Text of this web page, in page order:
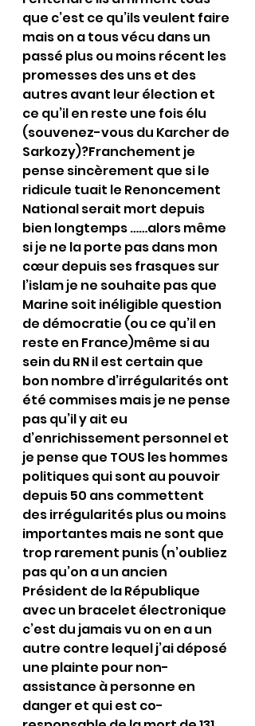
que c’est ce qu’ils veulent faire
mais on a tous vécu dans un
passé plus ou moins récent les
promesses des uns et des
autres avant leur élection et
ce qu’il en reste une fois élu
(souvenez-vous du Karcher de
Sarkozy)?Franchement je
pense sincèrement que si le
ridicule tuait le Renoncement
National serait mort depuis
bien longtemps ……alors même
si je ne la porte pas dans mon
cœur depuis ses frasques sur
l’islam je ne souhaite pas que
Marine soit inéligible question
de démocratie (ou ce qu’il en
reste en France)même si au
sein du RN il est certain que
bon nombre d’irrégularités ont
été commises mais je ne pense
pas qu’il y ait eu
d’enrichissement personnel et
je pense que TOUS les hommes
politiques qui sont au pouvoir
depuis 50 ans commettent
des irrégularités plus ou moins
importantes mais ne sont que
trop rarement punis (n’oubliez
pas qu’on a un ancien
Président de la République
avec un bracelet électronique
c’est du jamais vu on en a un
autre contre lequel j’ai déposé
une plainte pour non-
assistance à personne en
danger et qui est co-